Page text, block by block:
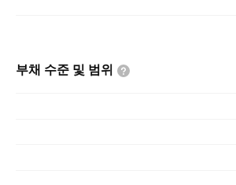
부채 수준 및 범위